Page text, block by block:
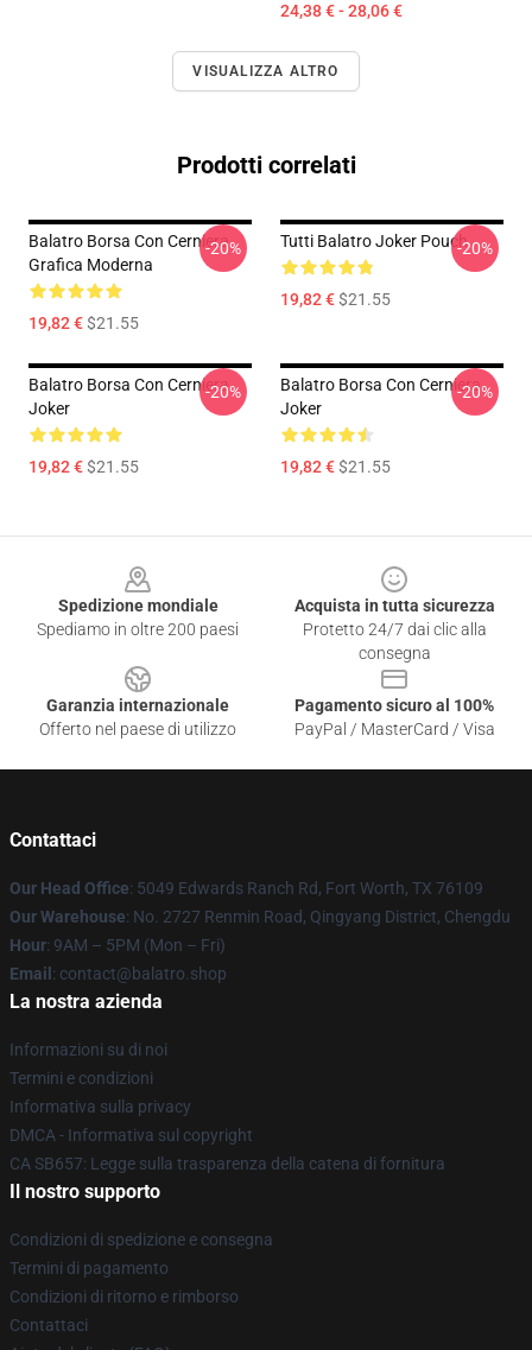
24,38 € - 28,06 €
VISUALIZZA ALTRO
Prodotti correlati
Balatro Borsa Con Cerniera
Grafica Moderna
19,82 €$21.55
-20% Tutti Balatro Joker Pouch
19,82 €$21.55
-20%
Balatro Borsa Con Cerniera
Joker
19,82 €$21.55
-20%
Balatro Borsa Con Cerniera
Joker
19,82 €$21.55
-20%
Spedizione mondiale
Spediamo in oltre 200 paesi
Acquista in tutta sicurezza
Protetto 24/7 dai clic alla
consegna
Garanzia internazionale
Offerto nel paese di utilizzo
Pagamento sicuro al 100%
PayPal / MasterCard / Visa
Contattaci
Our Head Office: 5049 Edwards Ranch Rd, Fort Worth, TX 76109
Our Warehouse: No. 2727 Renmin Road, Qingyang District, Chengdu
Hour: 9AM – 5PM (Mon – Fri)
Email : contact@balatro.shop
La nostra azienda
Informazioni su di noi
Termini e condizioni
Informativa sulla privacy
DMCA - Informativa sul copyright
CA SB657: Legge sulla trasparenza della catena di fornitura
Il nostro supporto
Condizioni di spedizione e consegna
Termini di pagamento
Condizioni di ritorno e rimborso
Contattaci